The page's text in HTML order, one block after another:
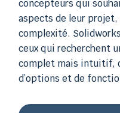
concepteurs qui
aspects de leur
complexité.
ceux qui recherchent
complet mais intuitif,
d’options et de